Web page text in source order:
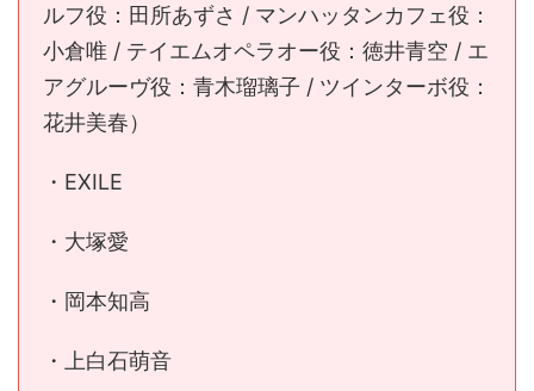
ルフ役：田所あずさ / マンハッタンカフェ役：
小倉唯 / テイエムオペラオー役：徳井青空 / エ
アグルーヴ役：青木瑠璃子 / ツインターボ役：
花井美春）
・EXILE
・大塚愛
・岡本知高
・上白石萌音